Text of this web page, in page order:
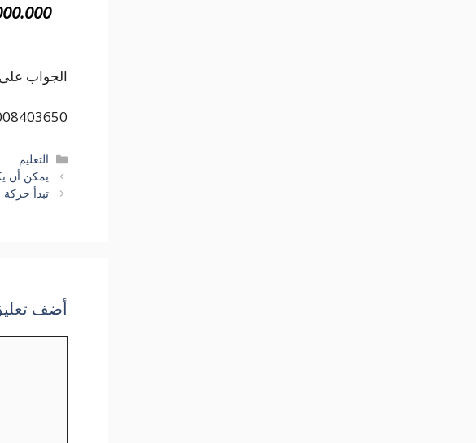
الجواب
التصنيفات
التعليم
يمكن أن
تبدأ
أضف